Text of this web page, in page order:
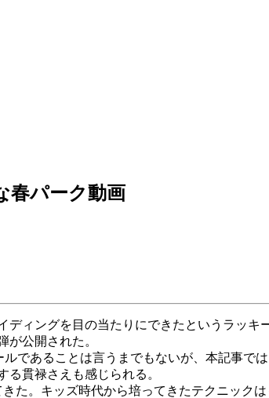
春パーク動画
ィングを目の当たりにできたというラッキ
が公開された。
であることは言うまでもないが、本記事で
貫禄さえも感じられる。
た。キッズ時代から培ってきたテクニック